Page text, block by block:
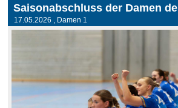
17.05.2026 , Damen 1